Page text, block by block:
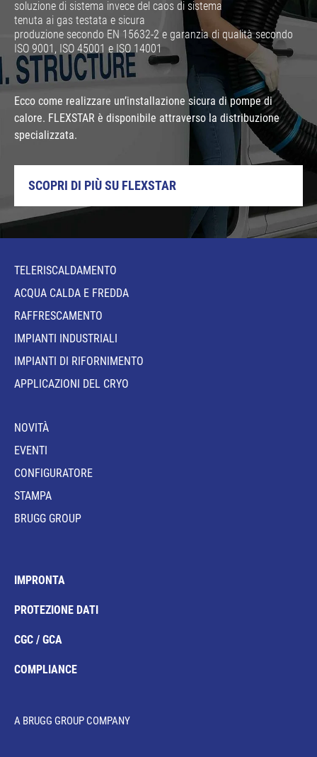
soluzione di sistema invece del caos di sistema
tenuta ai gas testata e sicura
produzione secondo EN 15632-2 e garanzia di qualità secondo
ISO 9001, ISO 45001 e ISO 14001
Ecco come realizzare un’installazione sicura di pompe di
calore. FLEXSTAR è disponibile attraverso la distribuzione
specializzata.
SCOPRI DI PIÙ SU FLEXSTAR
TELERISCALDAMENTO
ACQUA CALDA E FREDDA
RAFFRESCAMENTO
IMPIANTI INDUSTRIALI
IMPIANTI DI RIFORNIMENTO
APPLICAZIONI DEL CRYO
NOVITÀ
EVENTI
CONFIGURATORE
STAMPA
BRUGG GROUP
IMPRONTA
PROTEZIONE DATI
CGC / GCA
COMPLIANCE
A BRUGG GROUP COMPANY